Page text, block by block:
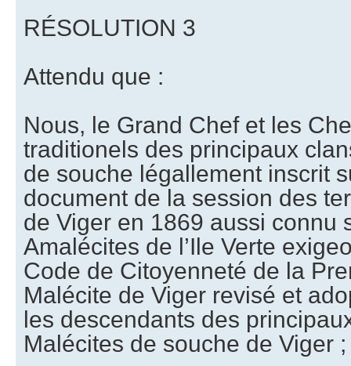
RÉSOLUTION 3
Attendu que :
Nous, le Grand Chef et les
traditionels des principaux
de souche légallement inscrit
document de la session des
de Viger en 1869 aussi connu
Amalécites de l’Ile Verte
Code de Citoyenneté de la
Malécite de Viger revisé et
les descendants des
Malécites de souche de Viger ;